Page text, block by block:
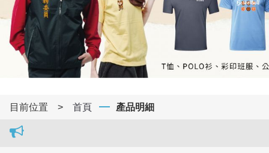
目前位置 > 首頁 產品明細